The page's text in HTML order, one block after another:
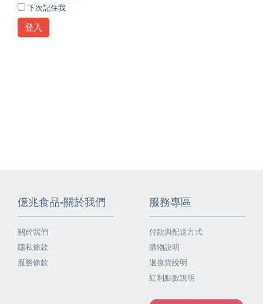
下次記住我
登入
億兆食品-關於我們
關於我們
隱私條款
服務條款
服務專區
付款與配送方式
購物說明
退換貨說明
紅利點數說明